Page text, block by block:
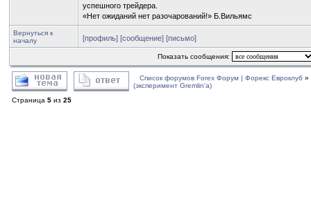
успешного трейдера.
«Нет ожиданий нет разочарований!» Б.Вильямс
Вернуться к
началу
[профиль] [сообщение] [письмо]
Показать сообщения:
Список форумов Forex Форум | Форекс Евроклуб »
(эксперимент Gremlin'a)
Страница 5 из 25